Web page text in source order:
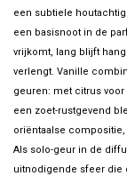
een subtiele
een basisnoot in de
vrijkomt, lang blijft
verlengt. Vanille
geuren: met citrus
een zoet-rustgevend
oriëntaalse
Als solo-geur in de
uitnodigende sfeer die